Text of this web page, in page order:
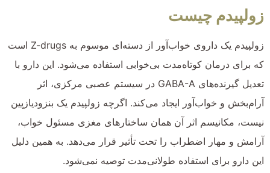
زولپیدم چیست
زولپیدم یک داروی خواب‌آور از دسته‌ای موسوم به Z-drugs است
که برای درمان کوتاه‌مدت بی‌خوابی استفاده می‌شود. این دارو با
تعدیل گیرنده‌های GABA-A در سیستم عصبی مرکزی، اثر
آرام‌بخش و خواب‌آور ایجاد می‌کند. اگرچه زولپیدم یک بنزودیازپین
نیست، مکانیسم اثر آن همان ساختارهای مغزی مسئول خواب،
آرامش و مهار اضطراب را تحت تأثیر قرار می‌دهد. به همین دلیل
این دارو برای استفاده طولانی‌مدت توصیه نمی‌شود.